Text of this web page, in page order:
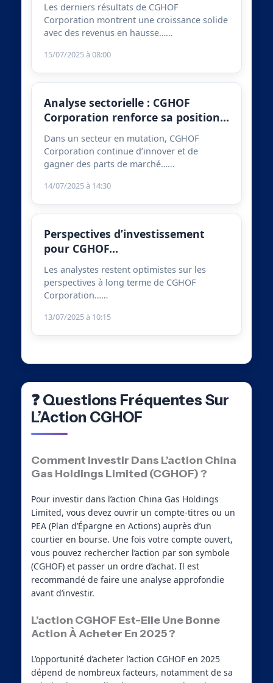
Les derniers résultats de CGHOF
Corporation montrent une croissance solide
avec des revenus en hausse……
15/07/2025 à 08:00
Analyse sectorielle : CGHOF
Corporation renforce sa position…
Dans un secteur en mutation, CGHOF
Corporation continue d’innover et de
gagner des parts de marché……
14/07/2025 à 14:30
Perspectives d’investissement
pour CGHOF…
Les analystes restent optimistes sur les
perspectives à long terme de CGHOF
Corporation……
13/07/2025 à 10:15
❓ Questions Fréquentes Sur
L’Action CGHOF
Comment Investir Dans L’action China
Gas Holdings Limited (CGHOF) ?
Pour investir dans l’action China Gas Holdings
Limited, vous devez ouvrir un compte-titres ou un
PEA (Plan d’Épargne en Actions) auprès d’un
courtier en bourse. Une fois votre compte ouvert,
vous pouvez rechercher l’action par son symbole
(CGHOF) et passer un ordre d’achat. Il est
recommandé de faire une analyse approfondie
avant d’investir.
L’action CGHOF Est-Elle Une Bonne
Action À Acheter En 2025 ?
L’opportunité d’acheter l’action CGHOF en 2025
dépend de nombreux facteurs, notamment de sa